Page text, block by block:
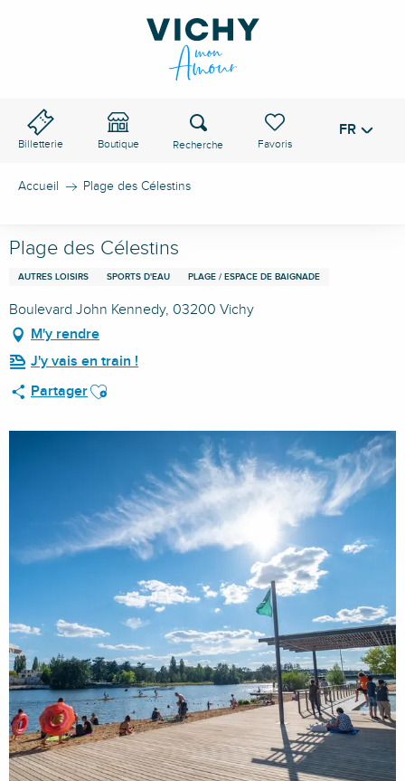
Billetterie Boutique
Voir les favoris
Recherche FR
Accueil Plage des Célestins
Plage des Célestins
AUTRES LOISIRS SPORTS D'EAU PLAGE / ESPACE DE BAIGNADE
Boulevard John Kennedy, 03200 Vichy
M'y rendre
J'y vais en train !
PartagerAjouter aux favoris